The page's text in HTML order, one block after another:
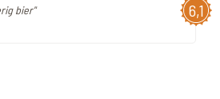
6,1
bier"